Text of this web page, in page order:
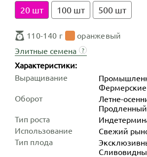
20 шт 100 шт 500 шт
110-140 г
оранжевый
Элитные семена
?
Характеристики:
Выращивание
Оборот
Летне-
Продленный
Тип роста
Использование
Свежий
Тип плода